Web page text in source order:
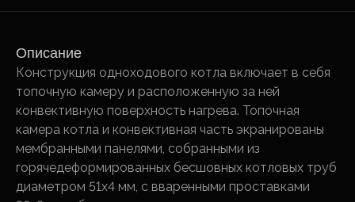
Описание
Конструкция одноходового котла включает в себя
топочную камеру и расположенную за ней
конвективную поверхность нагрева. Топочная
камера котла и конвективная часть экранированы
мембранными панелями, собранными из
горячедеформированных бесшовных котловых труб
диаметром 51х4 мм, с вваренными проставками